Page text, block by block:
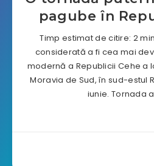
pagube în
Timp estimat de citire: 2
considerată a fi cea mai
modernă a Republicii Cehe a
Moravia de Sud, în sud-estul
iunie. Tornada